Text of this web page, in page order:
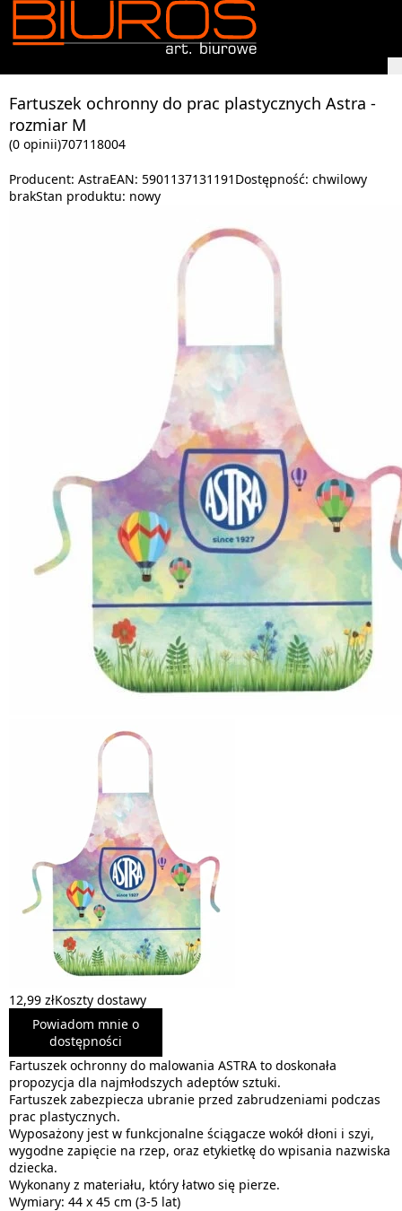
Fartuszek ochronny do prac plastycznych Astra -
rozmiar M
(0 opinii)707118004
Producent: AstraEAN: 5901137131191 Dostępność: chwilowy
brakStan produktu: nowy
12,99 złKoszty dostawy
Powiadom mnie o
dostępności
Fartuszek ochronny do malowania ASTRA to doskonała
propozycja dla najmłodszych adeptów sztuki.
Fartuszek zabezpiecza ubranie przed zabrudzeniami podczas
prac plastycznych.
Wyposażony jest w funkcjonalne ściągacze wokół dłoni i szyi,
wygodne zapięcie na rzep, oraz etykietkę do wpisania nazwiska
dziecka.
Wykonany z materiału, który łatwo się pierze.
Wymiary: 44 x 45 cm (3-5 lat)